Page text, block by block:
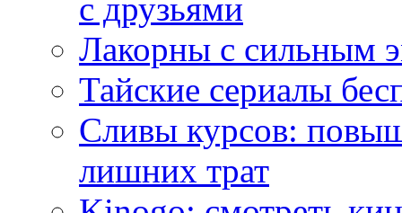
с друзьями
Лакорны с сильным
Тайские сериалы
Сливы курсов:
лишних трат